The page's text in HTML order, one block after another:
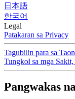
日本語
한국어
Legal
Patakaran sa Privacy
Tagubilin para sa
Tungkol sa mga
Pangwakas